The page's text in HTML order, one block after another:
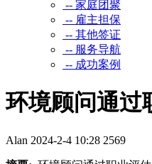
-- 家庭团聚
-- 雇主担保
-- 其他签证
-- 服务导航
-- 成功案例
环境顾问通过
Alan 2024-2-4 10:28 2569